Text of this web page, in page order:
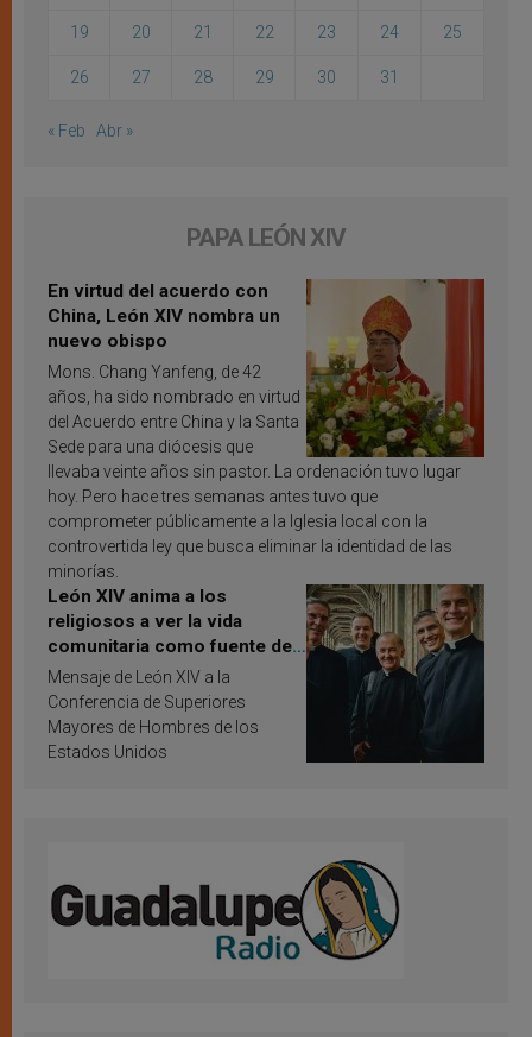
19 20 21 22 23 24 25
26 27 28 29 30 31
« Feb Abr »
PAPA LEÓN XIV
En virtud del acuerdo con
China, León XIV nombra un
nuevo obispo
Mons. Chang Yanfeng, de 42
años, ha sido nombrado en virtud
del Acuerdo entre China y la Santa
Sede para una diócesis que
llevaba veinte años sin pastor. La ordenación tuvo lugar
hoy. Pero hace tres semanas antes tuvo que
comprometer públicamente a la Iglesia local con la
controvertida ley que busca eliminar la identidad de las
minorías.
León XIV anima a los
religiosos a ver la vida
comunitaria como fuente de
inspiración y santificación
Mensaje de León XIV a la
Conferencia de Superiores
Mayores de Hombres de los
Estados Unidos